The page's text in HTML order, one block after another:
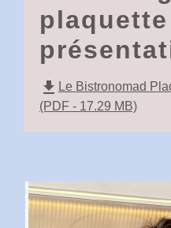
file_download Le Bistronomad
(PDF - 17.29 MB)